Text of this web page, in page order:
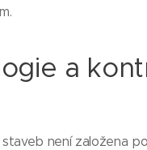
a
není založena